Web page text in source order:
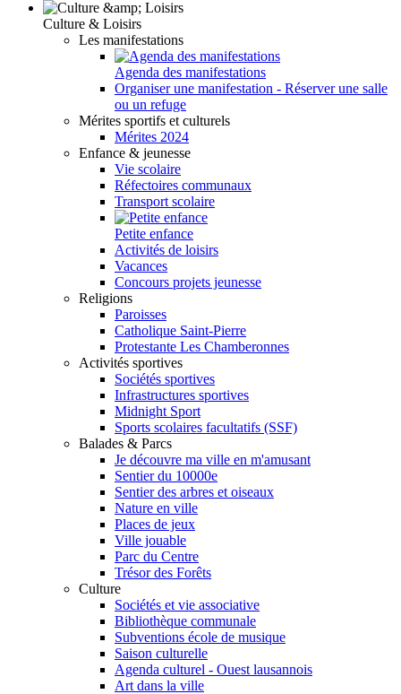
Culture & Loisirs
Les manifestations
Agenda des manifestations
Organiser une manifestation - Réserver une salle
ou un refuge
Mérites sportifs et culturels
Mérites 2024
Enfance & jeunesse
Vie scolaire
Réfectoires communaux
Transport scolaire
Petite enfance
Activités de loisirs
Vacances
Concours projets jeunesse
Religions
Paroisses
Catholique Saint-Pierre
Protestante Les Chamberonnes
Activités sportives
Sociétés sportives
Infrastructures sportives
Midnight Sport
Sports scolaires facultatifs (SSF)
Balades & Parcs
Je découvre ma ville en m'amusant
Sentier du 10000e
Sentier des arbres et oiseaux
Nature en ville
Places de jeux
Ville jouable
Parc du Centre
Trésor des Forêts
Culture
Sociétés et vie associative
Bibliothèque communale
Subventions école de musique
Saison culturelle
Agenda culturel - Ouest lausannois
Art dans la ville